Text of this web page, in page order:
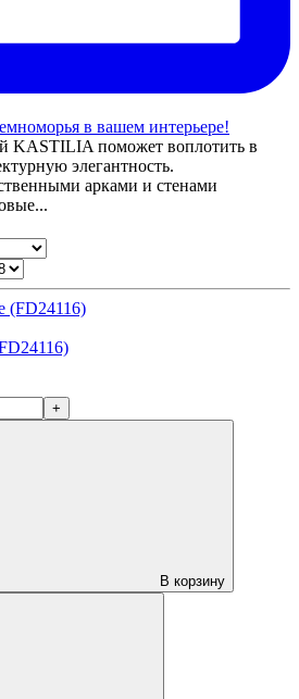
в вашем интерьере!
KASTILIA поможет воплотить в
элегантность.
арками и стенами
+
В корзину